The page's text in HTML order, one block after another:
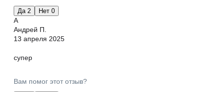
Да 2 Нет 0
А
Андрей П.
13 апреля 2025
супер
Вам помог этот отзыв?